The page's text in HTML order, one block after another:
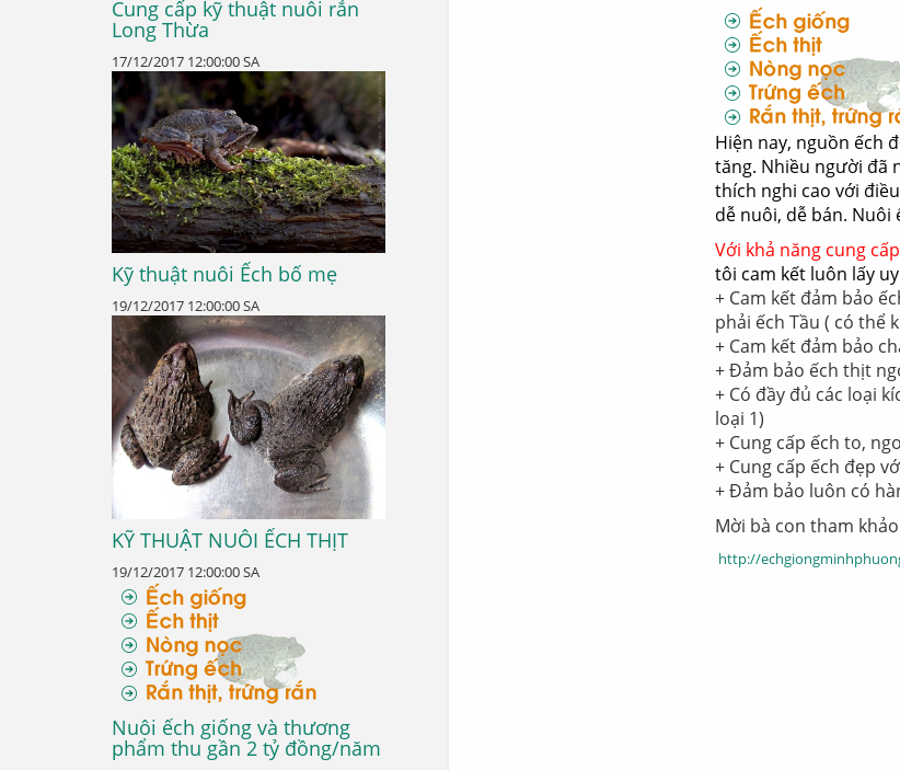
Cung cấp kỹ thuật nuôi rắn
Long Thừa
17/12/2017 12:00:00 SA
Kỹ thuật nuôi Ếch bố mẹ
19/12/2017 12:00:00 SA
KỸ THUẬT NUÔI ẾCH THỊT
19/12/2017 12:00:00 SA
Nuôi ếch giống và thương
phẩm thu gần 2 tỷ đồng/năm
Hiện nay, nguồn ếch
tăng. Nhiều người đã
thích nghi cao với
dễ nuôi, dễ bán.
Với khả năng cung
tôi cam kết luôn lấy
+ Cam kết đảm bảo
phải ếch Tầu ( có thể
+ Cam kết đảm bảo
+ Đảm bảo ếch thịt
+ Có đầy đủ các loại
loại 1)
+ Cung cấp ếch to,
+ Cung cấp ếch đẹp
+ Đảm bảo luôn có
Mời bà con tham
http://